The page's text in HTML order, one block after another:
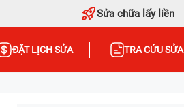
Sửa chữa lấy liền
ĐẶT LỊCH SỬA TRA CỨU SỬA